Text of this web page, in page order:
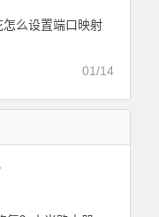
么设置端口映射
01/14